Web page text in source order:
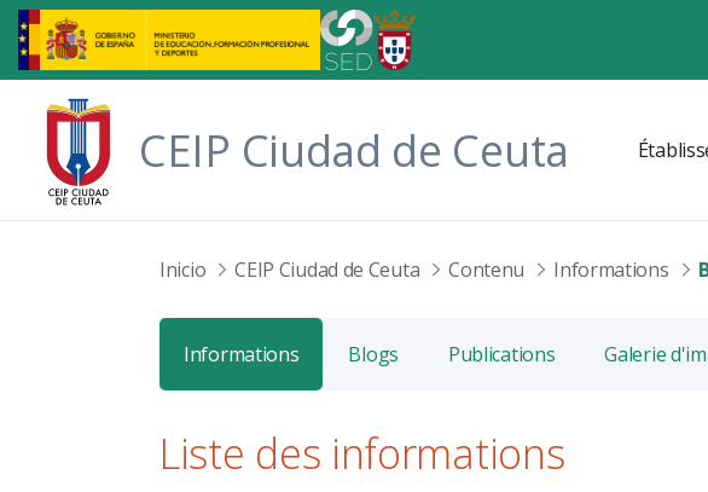
Saut au contenu principal
CEIP Ciudad de Ceuta
Inicio CEIP Ciudad de Ceuta Contenu Informations
Informations Blogs Publications Galerie
Liste des informations